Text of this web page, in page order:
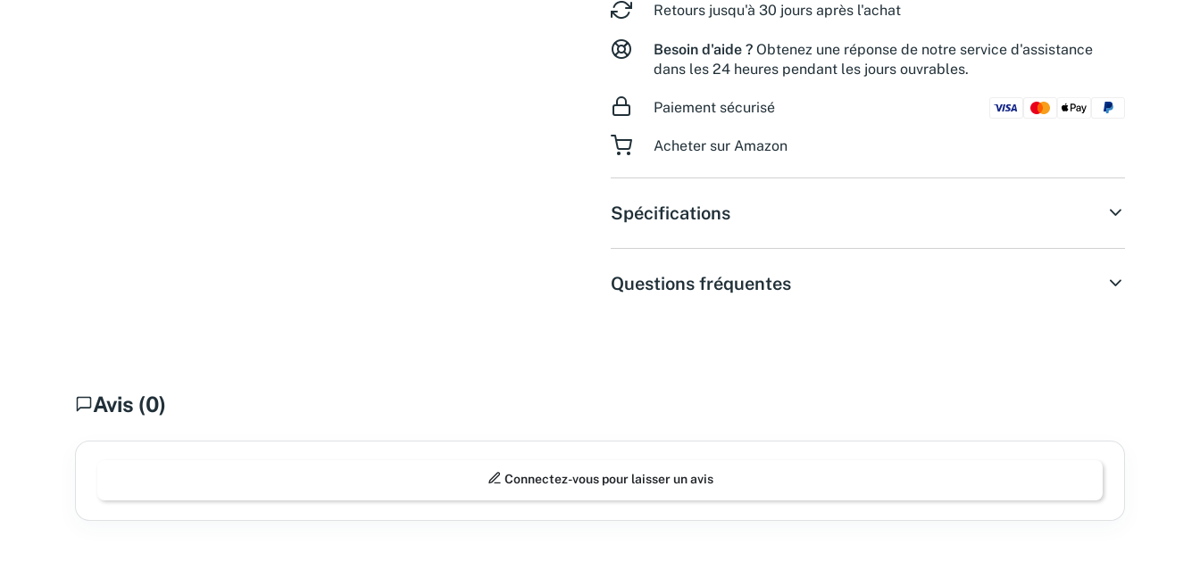
Retours jusqu'à 30 jours après l'achat
Besoin d'aide ? Obtenez une réponse de notre service d'assistance
dans les 24 heures pendant les jours ouvrables.
Paiement sécurisé
Acheter sur Amazon
Spécifications
Questions fréquentes
Avis (0)
Connectez-vous pour laisser un avis